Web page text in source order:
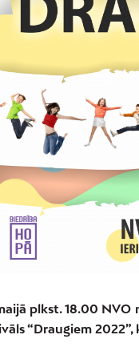
plkst. 18.00 NVO
“Draugiem